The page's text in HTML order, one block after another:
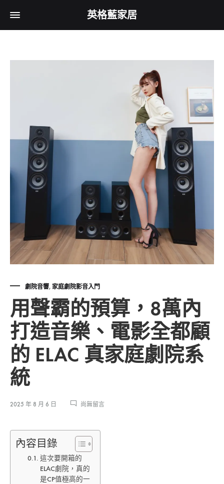
英格藍家居
劇院音響, 家庭劇院影音入門
用聲霸的預算，8萬內
打造音樂、電影全都顧
的 ELAC 真家庭劇院系
統
2025 年 8 月 6 日
在
霸
的
預
算，
8
尚無留言
內容目錄
這次要開箱的
ELAC劇院，真的
是CP值極高的一